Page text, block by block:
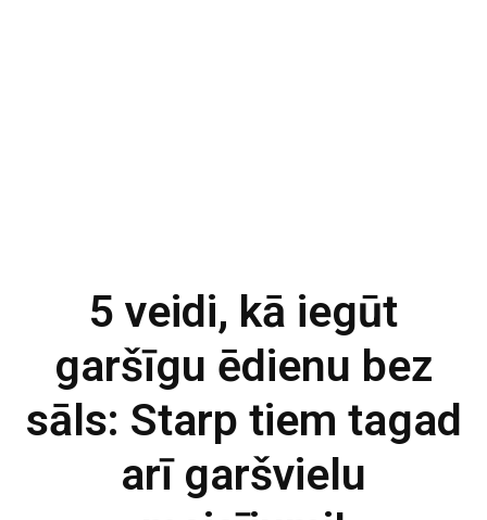
5 veidi, kā iegūt
garšīgu ēdienu bez
sāls: Starp tiem tagad
arī garšvielu